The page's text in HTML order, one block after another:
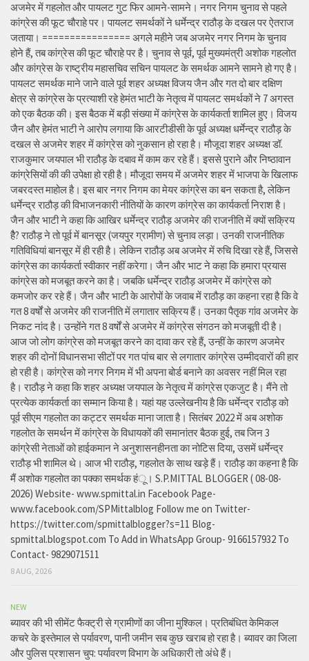
अजमेर में गहलोत और पायलट गुट फिर आमने-सामने। नगर निगम चुनाव से पहले
कांग्रेस की फूट चौराहे पर। पायलट समर्थकों ने धर्मेन्द्र राठौड़ के दखल पर ऐतराज
जताया। ================ अगले महीने जब अजमेर नगर निगम के चुनाव
होने हैं, तब कांग्रेस की फूट चौराहे पर है। चुनाव से पूर्व, पूर्व मुख्यमंत्री अशोक गहलोत
और कांग्रेस के राष्ट्रीय महासचिव सचिन पायलट के समर्थक आमने सामने हो गए है।
पायलट समर्थक माने जाने वाले पूर्व शहर अध्यक्ष विजय जैन और गत दो बार दक्षिण
क्षेत्र से कांग्रेस के प्रत्याशी रहे हेमंत भाटी के नेतृत्व में पायलट समर्थकों ने 7 अगस्त
को एक बैठक की। इस बैठक में बड़ी संख्या में कांग्रेस के कार्यकर्ता शामिल हुए। विजय
जैन और हेमंत भाटी ने आरोप लगाया कि आरटीडीसी के पूर्व अध्यक्ष धर्मेन्द्र राठौड़ के
दखल से अजमेर शहर में कांग्रेस को नुकसान हो रहा है। मौजूदा शहर अध्यक्ष डॉ.
राजकुमार जयपाल भी राठौड़ के दबाव में काम कर रहे हैं। इससे पुराने और निष्ठावान
कांग्रेसियों की की उपेक्षा हो रही है। मौजूदा समय में अजमेर शहर में भाजपा के खिलाफ
जबरदस्त माहोल है। इस बार नगर निगम का मेयर कांग्रेस का बन सकता है, लेकिन
धर्मेन्द्र राठौड़ की विभाजनकारी नीतियों के कारण कांग्रेस का कार्यकर्ता निराश है।
जैन और भाटी ने कहा कि आखिर धर्मेन्द्र राठौड़ अजमेर की राजनीति में क्यों सक्रिय
हैै? राठौड़ ने तो पूर्व में बानसूर (जयपुर ग्रामीण) से चुनाव लड़ा। उनकी राजनीतिक
गतिविधियां बानसूर में ही रही है। लेकिन राठौड़ अब अजमेर में रुचि दिखा रहे हैं, जिससे
कांग्रेस का कार्यकर्ता स्वीकार नहीं करेगा। जैन और भाट ने कहा कि हमारा प्रयास
कांग्रेस को मजबूत करने का है। जबकि धर्मेन्द्र राठौड़ अजमेर में कांग्रेस को
कमजोर कर रहे हैं। जैन और भाटी के आरोपों के जवाब में राठौड़ का कहना रहा है कि वे
गत 8 वर्षों से अजमेर की राजनीति में लगातार सक्रिय हैं। उनका पैतृक गांव अजमेर के
निकट नांद है। उन्होंने गत 8 वर्षों से अजमेर में कांग्रेस संगठन को मजबूती दी है।
आज जो लोग कांग्रेस को मजबूत करने का दावा कर रहे हैं, उन्हीं के कारण अजमेर
शहर की दोनों विधानसभा सीटों पर गत पांच बार से लगातार कांग्रेस उम्मीदवारों की हार
हो रही है। कांग्रेस को नगर निगम में भी अपना बोर्ड बनाने का अवसर नहीं मिल रहा
है। राठौड़ ने कहा कि शहर अध्यक्ष जयपाल के नेतृत्व में कांग्रेस एकजुट है। मैंने तो
प्रत्येक कार्यकर्ता का सम्मान किया है। यहां यह उल्लेखनीय है कि धर्मेन्द्र राठौड़ को
पूर्व सीएम गहलोत का कट्टर समर्थक माना जाता है। सितंबर 2022 में अब अशोक
गहलोत के समर्थन में कांग्रेस के विधायकों की समानांतर बैठक हुई, तब जिन 3
कांग्रेसी नेताओं को हाईकमान ने अनुशासनहीनता का नोटिस दिया, उसमें धर्मेन्द्र
राठौड़ भी शामिल थे। आज भी राठौड़, गहलोत के साथ खड़े हैं। राठौड़ का कहना है कि
मैं अशोक गहलोत का पक्का समर्थक हंू। S.P.MITTAL BLOGGER ( 08-08-
2026) Website- www.spmittal.in Facebook Page-
www.facebook.com/SPMittalblog Follow me on Twitter-
https://twitter.com/spmittalblogger?s=11 Blog-
spmittal.blogspot.com To Add in WhatsApp Group- 9166157932 To
Contact- 9829071511
8 AUG, 2026
NEW
ब्यावर की भी सीमेंट फैक्ट्री से ग्रामीणों का जीना मुश्किल। प्रतिबंधित केमिकल
कचरे के इस्तेमाल से पर्यावरण, पानी जमीन सब कुछ खराब हो रहा है। ब्यावर का जिला
और पुलिस प्रशासन चुप: पर्यावरण विभाग के अधिकारी तो अंधे हैं।